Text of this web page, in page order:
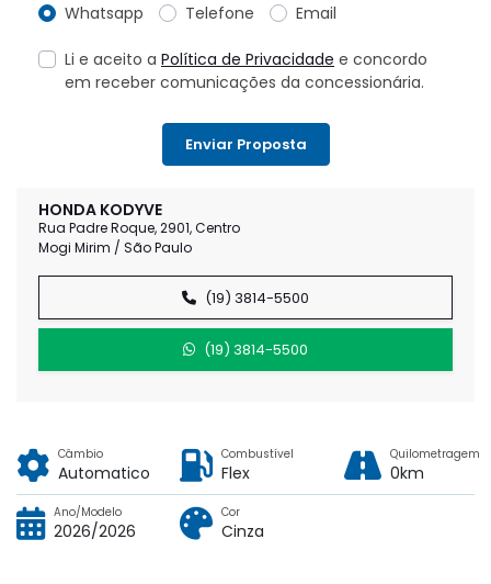
HONDA KODYVE
Rua Padre Roque, 2901, Centro
Mogi Mirim / São Paulo
(19) 3814-5500
(19) 3814-5500
Whatsapp
Telefone Email
Li e aceito a Política de Privacidade e concordo
em receber comunicações da concessionária.
Enviar Proposta
Câmbio
Automatico
Combustível
Flex
Quilometragem
0km
Ano/Modelo
2026/2026
Cor
Cinza